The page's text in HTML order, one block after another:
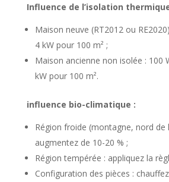
Influence de l’isolation
Maison neuve (RT2012 ou
4 kW pour 100 m² ;
Maison ancienne non isolée : 100
kW pour 100 m².
influence bio-climatique :
Région froide (montagne, nord de
augmentez de 10-20 % ;
Région tempérée : appliquez la
Configuration des pièces :